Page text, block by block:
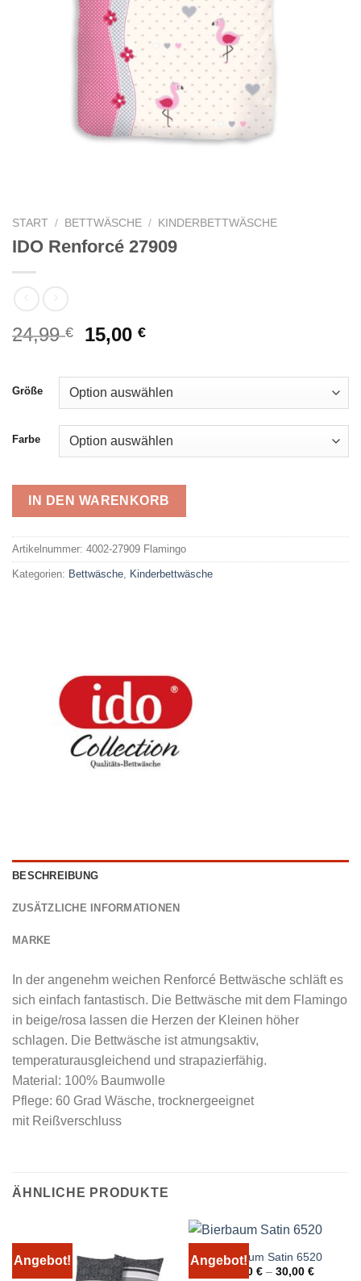
START / BETTWÄSCHE / KINDERBETTWÄSCHE
IDO Renforcé 27909
24,99€
Ursprünglicher
war:
24,99 €
15,00€Aktueller
ist:
15,00 €.
Größe
Farbe
IN DEN WARENKORB
Artikelnummer: 4002-27909 Flamingo
Kategorien: Bettwäsche, Kinderbettwäsche
BESCHREIBUNG
ZUSÄTZLICHE INFORMATIONEN
MARKE
In der angenehm weichen Renforcé Bettwäsche schläft es
sich einfach fantastisch. Die Bettwäsche mit dem Flamingo
in beige/rosa lassen die Herzen der Kleinen höher
schlagen. Die Bettwäsche ist atmungsaktiv,
temperaturausgleichend und strapazierfähig.
Material: 100% Baumwolle
Pflege: 60 Grad Wäsche, trocknergeeignet
mit Reißverschluss
ÄHNLICHE PRODUKTE
Angebot! Angebot!
Bierbaum Satin 6520
25,00 €– 30,00 €